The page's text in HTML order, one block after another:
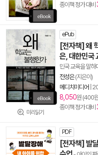
종이책 정가 대비
미리읽기
ePub
[전자책] 왜
은, 대한민국
민국 교육을 말하
전성은(지은이)
메디치미디어
8,050원 (400
종이책 정가 대비
PDF
[전자책] 발